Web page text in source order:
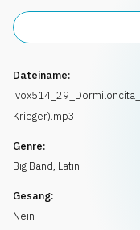
Dateiname:
Krieger).mp3
Genre:
Big Band, Latin
Gesang:
Nein